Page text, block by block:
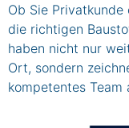
Ob Sie
die richtigen
haben nicht nur
Ort, sondern
kompetentes